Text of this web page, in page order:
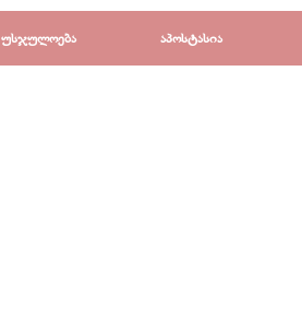
▼
უსჯულოება ▼
აპოსტასია